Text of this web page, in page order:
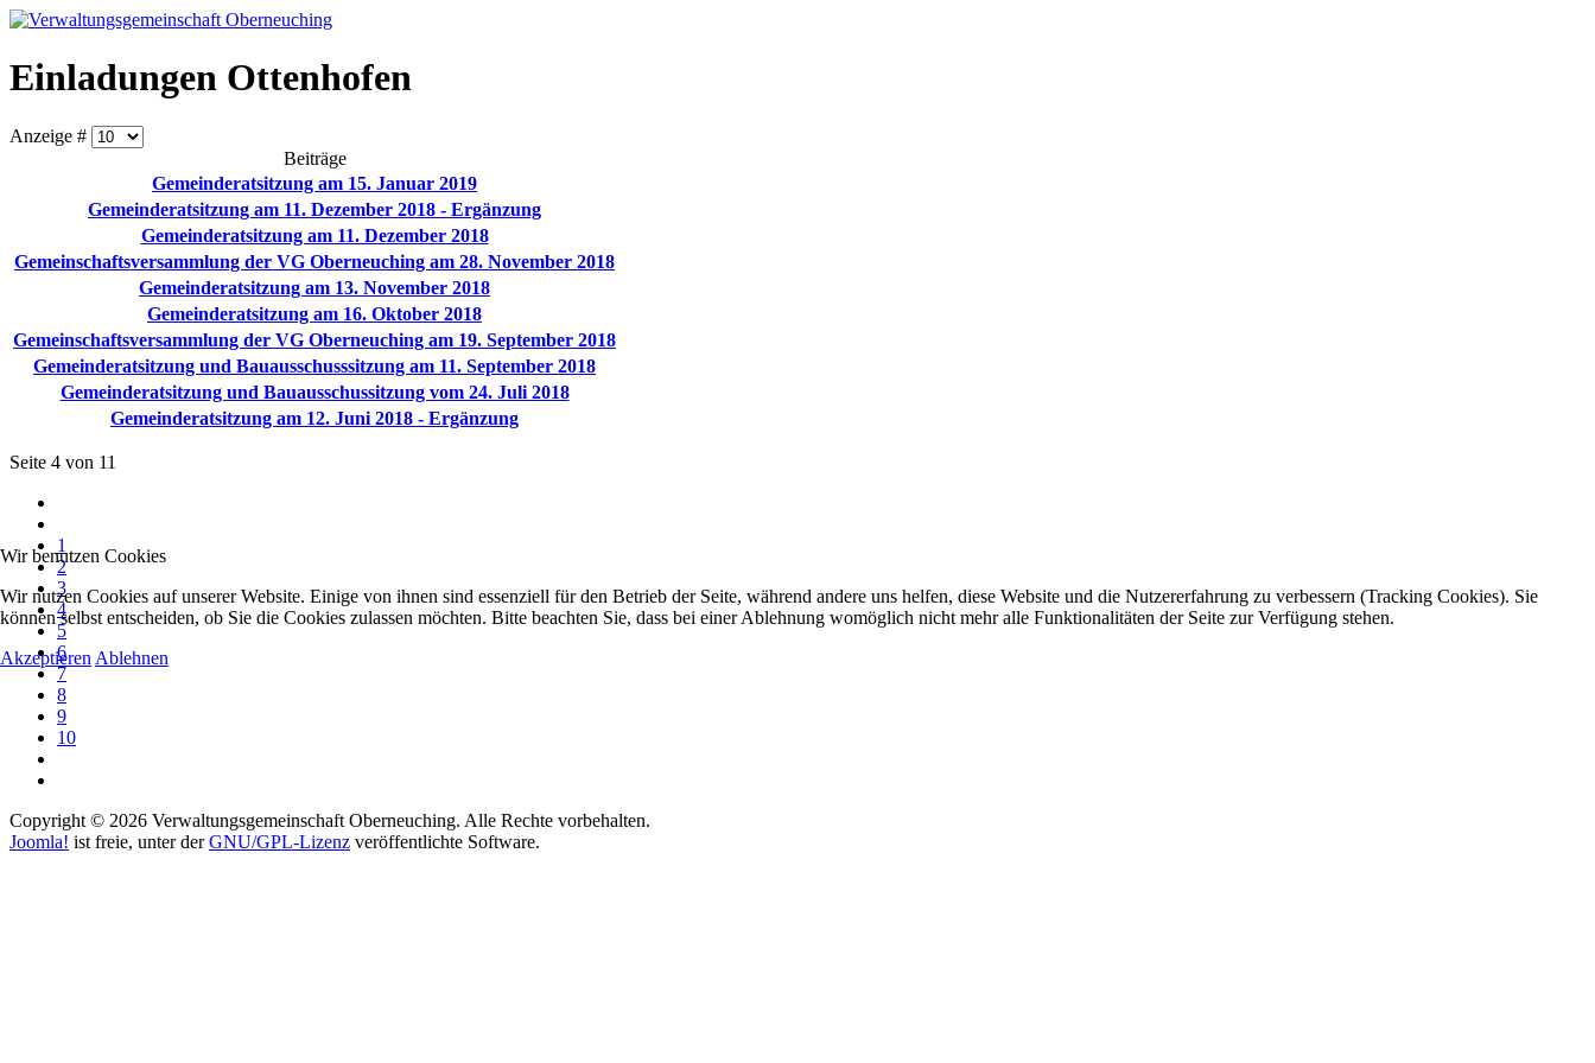
Einladungen Ottenhofen
Anzeige #
Beiträge
Gemeinderatsitzung am 15. Januar 2019
Gemeinderatsitzung am 11. Dezember 2018 - Ergänzung
Gemeinderatsitzung am 11. Dezember 2018
Gemeinschaftsversammlung der VG Oberneuching am 28. November 2018
Gemeinderatsitzung am 13. November 2018
Gemeinderatsitzung am 16. Oktober 2018
Gemeinschaftsversammlung der VG Oberneuching am 19. September 2018
Gemeinderatsitzung und Bauausschusssitzung am 11. September 2018
Gemeinderatsitzung und Bauausschussitzung vom 24. Juli 2018
Gemeinderatsitzung am 12. Juni 2018 - Ergänzung
Seite 4 von 11
1
2
3
4
5
6
7
8
9
10
Copyright © 2026 Verwaltungsgemeinschaft Oberneuching. Alle Rechte vorbehalten.
Joomla! ist freie, unter derGNU/GPL-Lizenz veröffentlichte Software.
Wir benutzen Cookies
Wir nutzen Cookies auf unserer Website. Einige von ihnen sind essenziell für den Betrieb der Seite, während andere uns helfen, diese Website und die Nutzererfahrung zu verbessern (Tracking Cookies). Sie
können selbst entscheiden, ob Sie die Cookies zulassen möchten. Bitte beachten Sie, dass bei einer Ablehnung womöglich nicht mehr alle Funktionalitäten der Seite zur Verfügung stehen.
Akzeptieren Ablehnen